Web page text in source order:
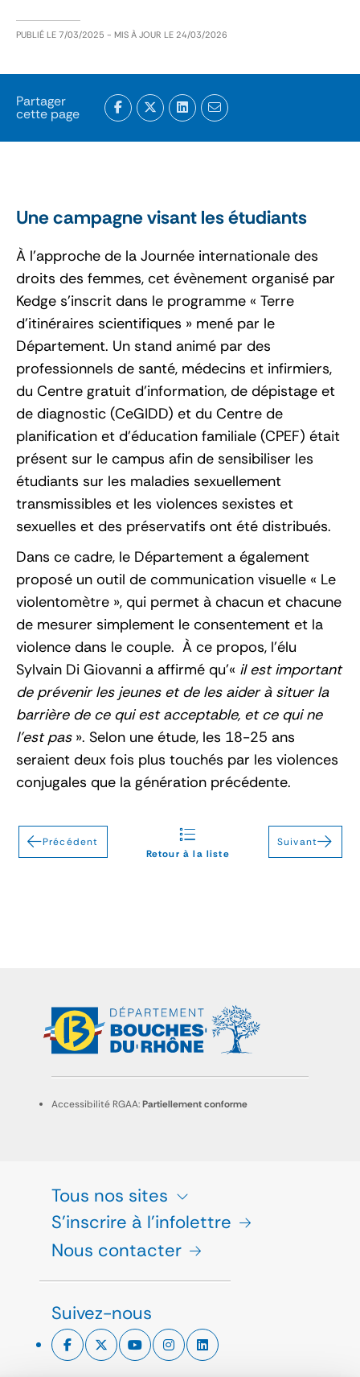
PUBLIÉ LE 7/03/2025 - MIS À JOUR LE 24/03/2026
Partager
cette page
Une campagne visant les étudiants
À l’approche de la Journée internationale des
droits des femmes, cet évènement organisé par
Kedge s’inscrit dans le programme « Terre
d’itinéraires scientifiques » mené par le
Département. Un stand animé par des
professionnels de santé, médecins et infirmiers,
du Centre gratuit d’information, de dépistage et
de diagnostic (CeGIDD) et du Centre de
planification et d’éducation familiale (CPEF) était
présent sur le campus afin de sensibiliser les
étudiants sur les maladies sexuellement
transmissibles et les violences sexistes et
sexuelles et des préservatifs ont été distribués.
Dans ce cadre, le Département a également
proposé un outil de communication visuelle « Le
violentomètre », qui permet à chacun et chacune
de mesurer simplement le consentement et la
violence dans le couple. À ce propos, l’élu
Sylvain Di Giovanni a affirmé qu’« il est important
de prévenir les jeunes et de les aider à situer la
barrière de ce qui est acceptable, et ce qui ne
l’est pas». Selon une étude, les 18-25 ans
seraient deux fois plus touchés par les violences
conjugales que la génération précédente.
Précédent
Retour à la liste
Suivant
Accessibilité RGAA:Partiellement conforme
Tous nos sites
S'inscrire à l'infolettre
Nous contacter
Suivez-nous